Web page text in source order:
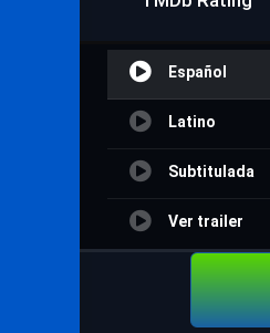
Español
Latino
Subtitulada
Ver trailer